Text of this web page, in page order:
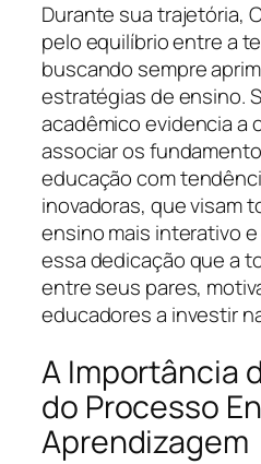
Durante sua trajetória,
pelo equilíbrio entre a
buscando sempre
estratégias de ensino.
acadêmico evidencia a
associar os
educação com
inovadoras, que visam
ensino mais interativo
essa dedicação que a
entre seus pares,
educadores a investir
A Importância
do Processo
Aprendizagem